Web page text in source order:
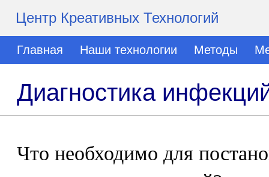
Центр Креативных Технологий
Главная Наши технологии Методы
Диагностика
Что необходимо для